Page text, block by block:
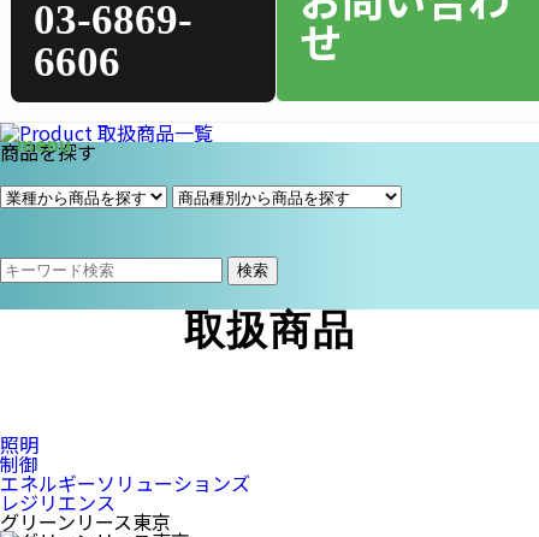
03-6869-
6606
せ
商品を探す
検索
取扱商品
照明
制御
エネルギーソリューションズ
レジリエンス
グリーンリース東京